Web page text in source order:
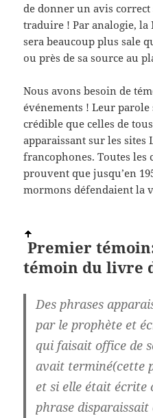
de donner un avis
traduire ! Par analogie, la
sera beaucoup plus sale
ou près de sa source au
Nous avons besoin de
événements ! Leur parole
crédible que celles de
apparaissant sur les sites
francophones. Toutes
prouvent que jusqu’en
mormons défendaient la
Premier
témoin du livre
Des phrases
par le prophète et
qui faisait office de
avait terminé(cette
et si elle était écrite
phrase